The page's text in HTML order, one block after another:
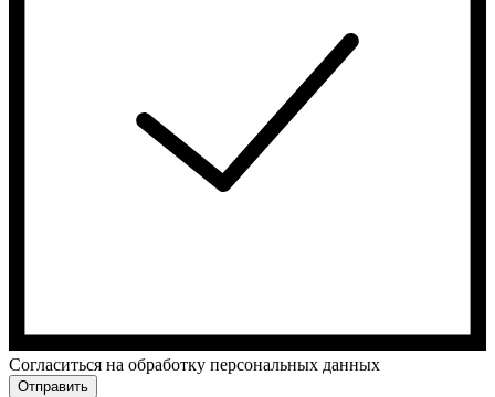
Cогласиться на обработку персональных данных
Отправить